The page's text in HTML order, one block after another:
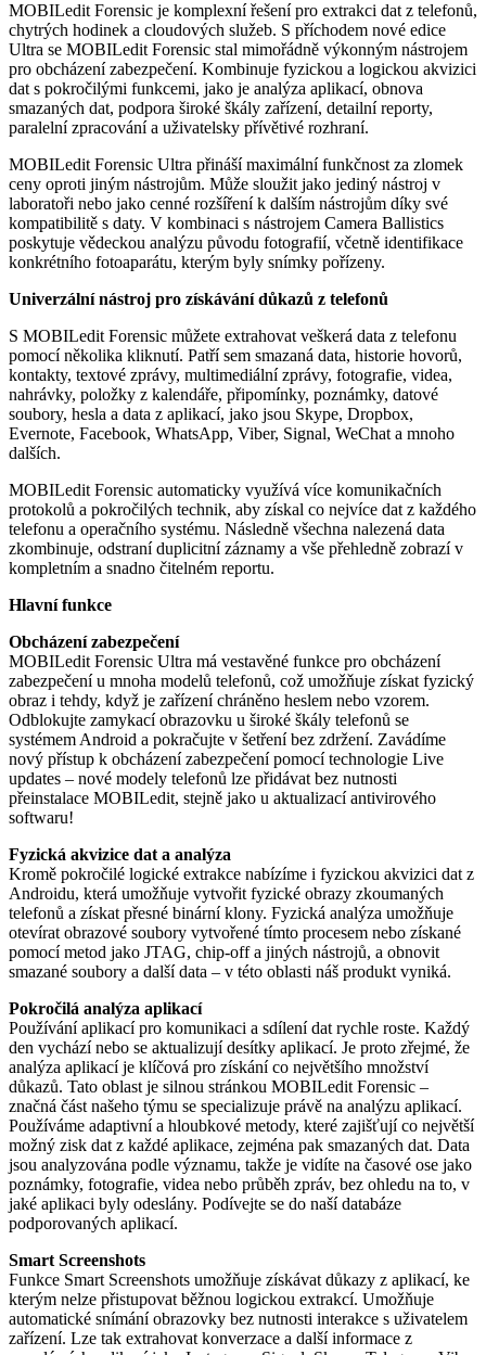
MOBILedit Forensic je komplexní řešení pro extrakci dat z telefonů,
chytrých hodinek a cloudových služeb. S příchodem nové edice
Ultra se MOBILedit Forensic stal mimořádně výkonným nástrojem
pro obcházení zabezpečení. Kombinuje fyzickou a logickou akvizici
dat s pokročilými funkcemi, jako je analýza aplikací, obnova
smazaných dat, podpora široké škály zařízení, detailní reporty,
paralelní zpracování a uživatelsky přívětivé rozhraní.
MOBILedit Forensic Ultra přináší maximální funkčnost za zlomek
ceny oproti jiným nástrojům. Může sloužit jako jediný nástroj v
laboratoři nebo jako cenné rozšíření k dalším nástrojům díky své
kompatibilitě s daty. V kombinaci s nástrojem Camera Ballistics
poskytuje vědeckou analýzu původu fotografií, včetně identifikace
konkrétního fotoaparátu, kterým byly snímky pořízeny.
Univerzální nástroj pro získávání důkazů z telefonů
S MOBILedit Forensic můžete extrahovat veškerá data z telefonu
pomocí několika kliknutí. Patří sem smazaná data, historie hovorů,
kontakty, textové zprávy, multimediální zprávy, fotografie, videa,
nahrávky, položky z kalendáře, připomínky, poznámky, datové
soubory, hesla a data z aplikací, jako jsou Skype, Dropbox,
Evernote, Facebook, WhatsApp, Viber, Signal, WeChat a mnoho
dalších.
MOBILedit Forensic automaticky využívá více komunikačních
protokolů a pokročilých technik, aby získal co nejvíce dat z každého
telefonu a operačního systému. Následně všechna nalezená data
zkombinuje, odstraní duplicitní záznamy a vše přehledně zobrazí v
kompletním a snadno čitelném reportu.
Hlavní funkce
Obcházení zabezpečení
MOBILedit Forensic Ultra má vestavěné funkce pro obcházení
zabezpečení u mnoha modelů telefonů, což umožňuje získat fyzický
obraz i tehdy, když je zařízení chráněno heslem nebo vzorem.
Odblokujte zamykací obrazovku u široké škály telefonů se
systémem Android a pokračujte v šetření bez zdržení. Zavádíme
nový přístup k obcházení zabezpečení pomocí technologie Live
updates – nové modely telefonů lze přidávat bez nutnosti
přeinstalace MOBILedit, stejně jako u aktualizací antivirového
softwaru!
Fyzická akvizice dat a analýza
Kromě pokročilé logické extrakce nabízíme i fyzickou akvizici dat z
Androidu, která umožňuje vytvořit fyzické obrazy zkoumaných
telefonů a získat přesné binární klony. Fyzická analýza umožňuje
otevírat obrazové soubory vytvořené tímto procesem nebo získané
pomocí metod jako JTAG, chip-off a jiných nástrojů, a obnovit
smazané soubory a další data – v této oblasti náš produkt vyniká.
Pokročilá analýza aplikací
Používání aplikací pro komunikaci a sdílení dat rychle roste. Každý
den vychází nebo se aktualizují desítky aplikací. Je proto zřejmé, že
analýza aplikací je klíčová pro získání co největšího množství
důkazů. Tato oblast je silnou stránkou MOBILedit Forensic –
značná část našeho týmu se specializuje právě na analýzu aplikací.
Používáme adaptivní a hloubkové metody, které zajišťují co největší
možný zisk dat z každé aplikace, zejména pak smazaných dat. Data
jsou analyzována podle významu, takže je vidíte na časové ose jako
poznámky, fotografie, videa nebo průběh zpráv, bez ohledu na to, v
jaké aplikaci byly odeslány. Podívejte se do naší databáze
podporovaných aplikací.
Smart Screenshots
Funkce Smart Screenshots umožňuje získávat důkazy z aplikací, ke
kterým nelze přistupovat běžnou logickou extrakcí. Umožňuje
automatické snímání obrazovky bez nutnosti interakce s uživatelem
zařízení. Lze tak extrahovat konverzace a další informace z